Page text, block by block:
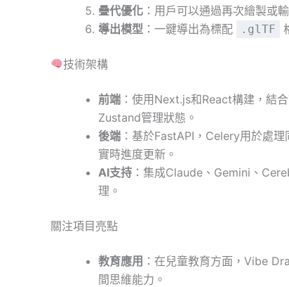
疊代優化 ：用戶可以通過再次繪製或
導出模型 ：一鍵導出為標配 .glTF
技術架構
前端 ：使用Next.js和React構建，結
Zustand管理狀態。
後端 ：基於FastAPI，Celery用於處
實時進度更新。
AI支持 ：集成Claude、Gemini、
理。
關注項目亮點
教育應用 ：在兒童教育方面，Vibe
間思維能力。